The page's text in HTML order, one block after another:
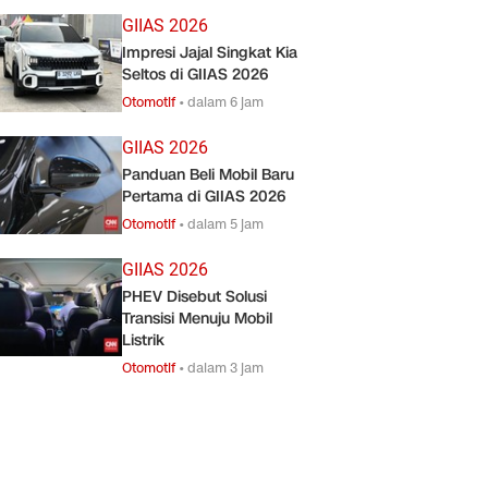
GIIAS 2026
Impresi Jajal Singkat Kia
Seltos di GIIAS 2026
Otomotif•dalam 6 jam
GIIAS 2026
Panduan Beli Mobil Baru
Pertama di GIIAS 2026
Otomotif•dalam 5 jam
GIIAS 2026
PHEV Disebut Solusi
Transisi Menuju Mobil
Listrik
Otomotif•dalam 3 jam